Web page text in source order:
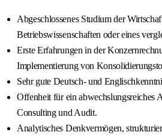
Abgeschlossenes Studium der
Betriebswissenschaften oder eines
Erste Erfahrungen in der
Implementierung von
Sehr gute Deutsch- und
Offenheit für ein abwechslungsreiches
Consulting und Audit.
Analytisches Denkvermögen,